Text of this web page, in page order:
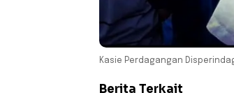
Kasie Perdagangan
Berita Terkait